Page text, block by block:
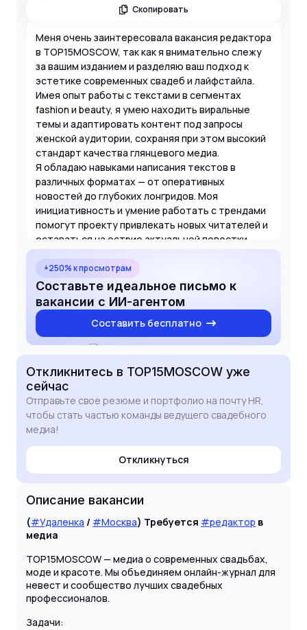
Скопировать
Меня очень заинтересовала вакансия редактора
в TOP15MOSCOW, так как я внимательно слежу
за вашим изданием и разделяю ваш подход к
эстетике современных свадеб и лайфстайла.
Имея опыт работы с текстами в сегментах
fashion и beauty, я умею находить виральные
темы и адаптировать контент под запросы
женской аудитории, сохраняя при этом высокий
стандарт качества глянцевого медиа.
Я обладаю навыками написания текстов в
различных форматах — от оперативных
новостей до глубоких лонгридов. Моя
инициативность и умение работать с трендами
помогут проекту привлекать новых читателей и
оставаться на острие актуальной повестки.
Буду рад обсудить, как мой опыт и идеи могут
быть полезны вашей редакции.
+250% к просмотрам
Составьте идеальное письмо к
вакансии с ИИ-агентом
Составить бесплатно
Откликнитесь в TOP15MOSCOW уже
сейчас
Отправьте свое резюме и портфолио на почту HR,
чтобы стать частью команды ведущего свадебного
медиа!
Откликнуться
Описание вакансии
(#Удаленка / #Москва) Требуется #редактор в
медиа
TOP15MOSCOW — медиа о современных свадьбах,
моде и красоте. Мы объединяем онлайн-журнал для
невест и сообщество лучших свадебных
профессионалов.
Задачи: